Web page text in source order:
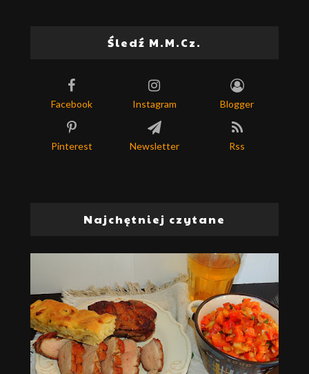
Śledź M.M.Cz.
Facebook Instagram Blogger
Pinterest Newsletter Rss
Najchętniej czytane